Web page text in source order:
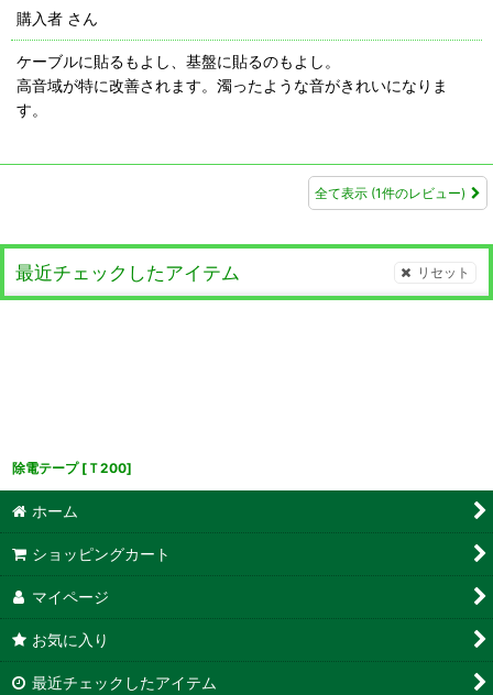
購入者 さん
ケーブルに貼るもよし、基盤に貼るのもよし。
高音域が特に改善されます。濁ったような音がきれいになりま
す。
全て表示 (1件のレビュー)
最近チェックしたアイテム リセット
除電テープ [ Ｔ200]
ホーム
ショッピングカート
マイページ
お気に入り
最近チェックしたアイテム